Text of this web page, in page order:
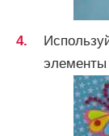
элементы